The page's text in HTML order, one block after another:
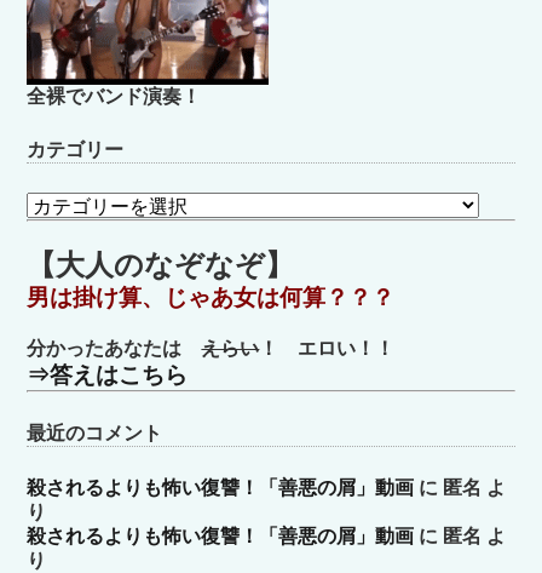
全裸でバンド演奏！
カテゴリー
カ
テ
ゴ
リ
ー
【大人のなぞなぞ】
男は掛け算、じゃあ女は何算？？？
分かったあなたはえらい！ エロい！！
⇒答えはこちら
最近のコメント
殺されるよりも怖い復讐！「善悪の屑」動画 に 匿名 よ
り
殺されるよりも怖い復讐！「善悪の屑」動画 に 匿名 よ
り